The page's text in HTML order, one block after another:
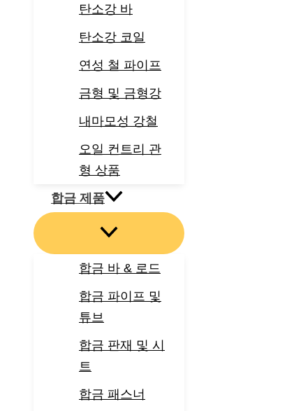
탄소강 바
탄소강 코일
연성 철 파이프
금형 및 금형강
내마모성 강철
오일 컨트리 관
형 상품
합금 제품
합금 바 & 로드
합금 파이프 및
튜브
합금 판재 및 시
트
합금 패스너